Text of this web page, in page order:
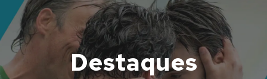
Destaques